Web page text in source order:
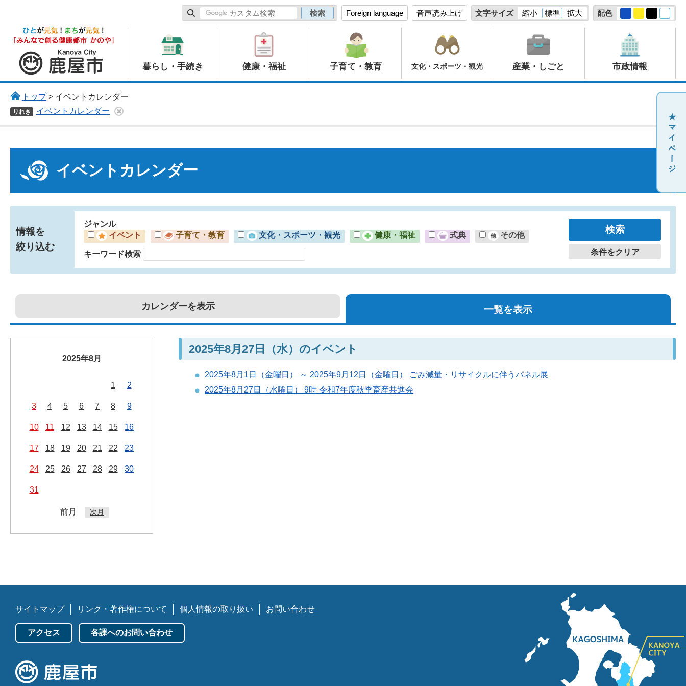
Foreign language 音声読み上げ 文字サイズ 縮小 標準 拡大 配色
鹿屋市
暮らし・手続き 健康・福祉 子育て・教育 文化・スポーツ・観光 産業・しごと 市政情報
トップ> イベントカレンダー
りれき イベントカレンダー
イベントカレンダー
情報を
絞り込む
ジャンル
イベント
子育て・教育 文化・スポーツ・観光 健康・福祉 式典 その他
キーワード検索 条件をクリア
カレンダーを表示 一覧を表示
2025年8月
1 2
3 4 5 6 7 8 9
10 11 12 13 14 15 16
17 18 19 20 21 22 23
24 25 26 27 28 29 30
31
前月 次月
2025年8月27日（水）のイベント
2025年8月1日（金曜日） ～ 2025年9月12日（金曜日） ごみ減量・リサイクルに伴うパネル展
2025年8月27日（水曜日） 9時 令和7年度秋季畜産共進会
サイトマップ リンク・著作権について 個人情報の取り扱い お問い合わせ
アクセス 各課へのお問い合わせ